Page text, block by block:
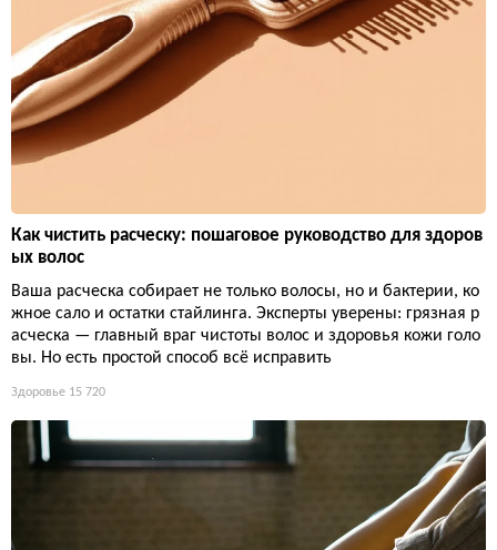
Как чистить расческу: пошаговое руководство для здоров
ых волос
Ваша расческа собирает не только волосы, но и бактерии, ко
жное сало и остатки стайлинга. Эксперты уверены: грязная р
асческа — главный враг чистоты волос и здоровья кожи голо
вы. Но есть простой способ всё исправить
Здоровье 15 720